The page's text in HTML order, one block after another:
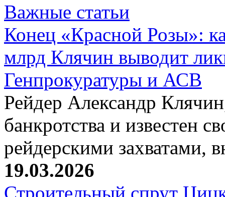
Важные статьи
Конец «Красной Розы»:
млрд Клячин выводит
Генпрокуратуры и АСВ
Рейдер Александр
банкротства и известен
рейдерскими захватами,
19.03.2026
Строительный спрут